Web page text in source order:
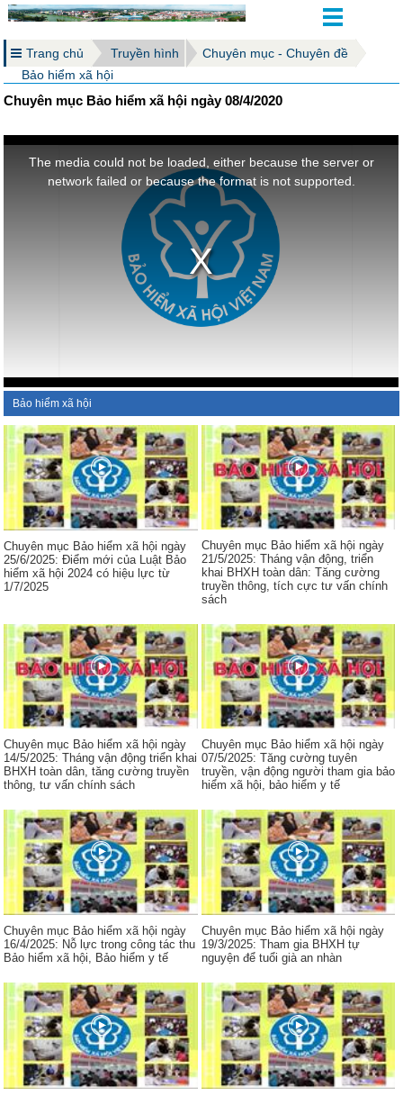
Trang chủ Truyền hình
Chuyên mục - Chuyên đề
Bảo hiểm xã hội
Chuyên mục Bảo hiểm xã hội ngày 08/4/2020
Bảo hiểm xã hội
Chuyên mục Bảo hiểm xã hội ngày
25/6/2025: Điểm mới của Luật Bảo
hiểm xã hội 2024 có hiệu lực từ
1/7/2025
Chuyên mục Bảo hiểm xã hội ngày
21/5/2025: Tháng vận động, triển
khai BHXH toàn dân: Tăng cường
truyền thông, tích cực tư vấn chính
sách
Chuyên mục Bảo hiểm xã hội ngày
14/5/2025: Tháng vận động triển khai
BHXH toàn dân, tăng cường truyền
thông, tư vấn chính sách
Chuyên mục Bảo hiểm xã hội ngày
07/5/2025: Tăng cường tuyên
truyền, vận động người tham gia bảo
hiểm xã hội, bảo hiểm y tế
Chuyên mục Bảo hiểm xã hội ngày
16/4/2025: Nỗ lực trong công tác thu
Bảo hiểm xã hội, Bảo hiểm y tế
Chuyên mục Bảo hiểm xã hội ngày
19/3/2025: Tham gia BHXH tự
nguyện để tuổi già an nhàn